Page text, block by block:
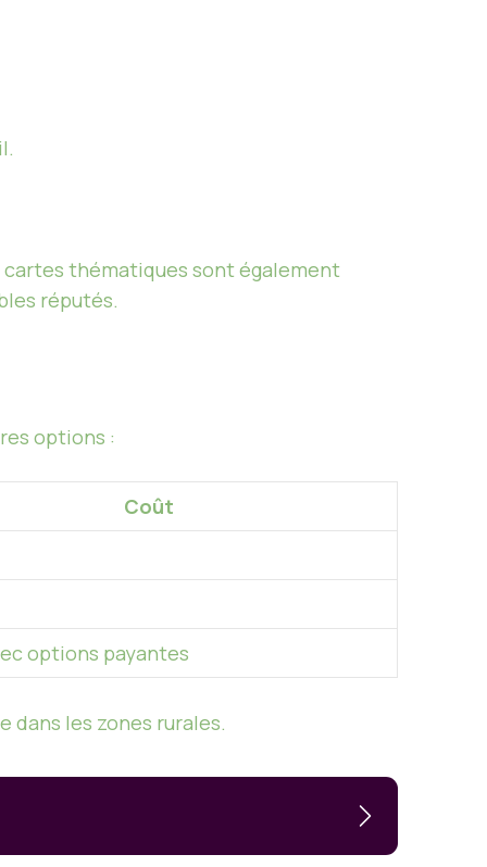
cartes thématiques sont également
réputés.
options :
Coût
options payantes
les zones rurales.